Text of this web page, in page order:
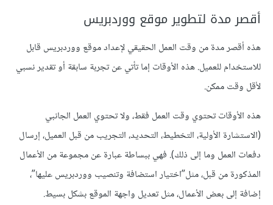
أقصر مدة لتطوير موقع ووردبريس
هذه أقصر مدة من وقت العمل الحقيقي لإعداد موقع ووردبريس قابل
للاستخدام للعميل. هذه الأوقات إما تأتي عن تجربة سابقة أو تقدير نسبي
لأقل وقت ممكن.
هذه الأوقات تحتوي وقت العمل فقط، ولا تحتوي العمل الجانبي
(الاستشارة الأولية، التخطيط، التحديد، التجريب من قبل العميل، إرسال
دفعات العمل وما إلى ذلك). فهي ببساطة عبارة عن مجموعة من الأعمال
المذكورة من قبل، مثل”اختيار استضافة وتنصيب ووردبريس عليها”،
إضافة إلى بعض الأعمال، مثل تعديل واجهة الموقع بشكل بسيط.